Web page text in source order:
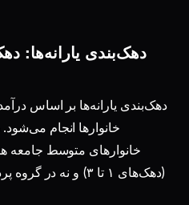
دهک‌بندی یارانه‌ها بر اساس
خانوارهای متوسط جامعه